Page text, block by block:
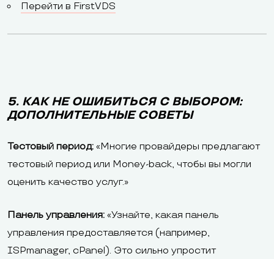
Перейти в FirstVDS
5. КАК НЕ ОШИБИТЬСЯ С ВЫБОРОМ:
ДОПОЛНИТЕЛЬНЫЕ СОВЕТЫ
Тестовый период: «Многие провайдеры предлагают
тестовый период или Money-back, чтобы вы могли
оценить качество услуг.»
Панель управления: «Узнайте, какая панель
управления предоставляется (например,
ISPmanager, cPanel). Это сильно упростит